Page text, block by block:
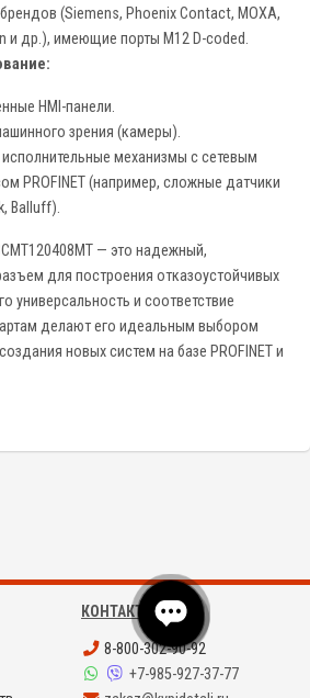
(Siemens, Phoenix Contact, MOXA,
и др.), имеющие порты M12 D-coded.
HMI-панели.
зрения (камеры).
механизмы с сетевым
PROFINET (например, сложные датчики
Balluff).
— это надежный,
для построения отказоустойчивых
универсальность и соответствие
делают его идеальным выбором
новых систем на базе PROFINET и
КОНТАКТЫ
8-800-302-90-92
+7-985-927-37-77